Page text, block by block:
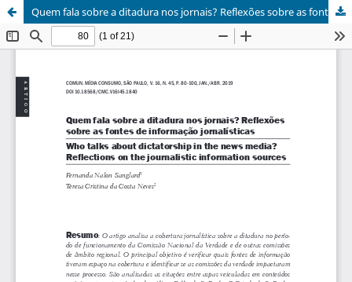
Quem fala sobre a ditadura nos jornais? Reflexões sobre as fontes de informação jornalísticas